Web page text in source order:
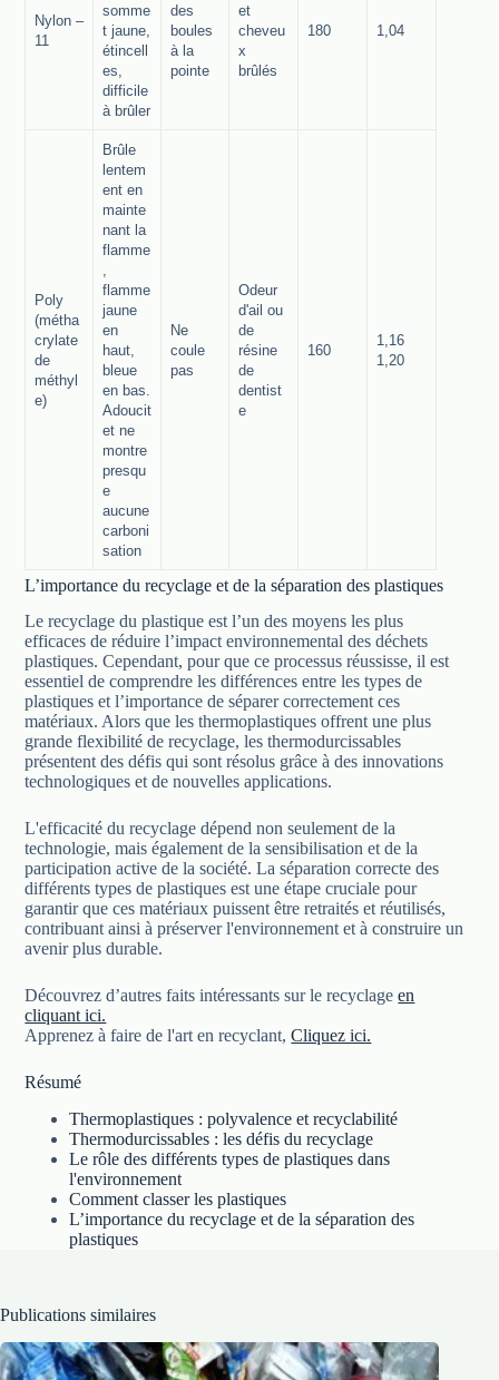
Nylon –
11
somme
t jaune,
étincell
es,
difficile
à brûler
des
boules
à la
pointe
et
cheveu
x
brûlés
180 1,04
Poly
(métha
crylate
de
méthyl
e)
Brûle
lentem
ent en
mainte
nant la
flamme
flamme
jaune
en
haut,
bleue
en bas.
Adoucit
et ne
montre
presqu
e
aucune
carboni
sation
Ne
coule
pas
Odeur
d'ail ou
de
résine
de
dentist
e
160
1,16
1,20
L’importance du recyclage et de la séparation des plastiques
Le recyclage du plastique est l’un des moyens les plus
efficaces de réduire l’impact environnemental des déchets
plastiques. Cependant, pour que ce processus réussisse, il est
essentiel de comprendre les différences entre les types de
plastiques et l’importance de séparer correctement ces
matériaux. Alors que les thermoplastiques offrent une plus
grande flexibilité de recyclage, les thermodurcissables
présentent des défis qui sont résolus grâce à des innovations
technologiques et de nouvelles applications.
L'efficacité du recyclage dépend non seulement de la
technologie, mais également de la sensibilisation et de la
participation active de la société. La séparation correcte des
différents types de plastiques est une étape cruciale pour
garantir que ces matériaux puissent être retraités et réutilisés,
contribuant ainsi à préserver l'environnement et à construire un
avenir plus durable.
Découvrez d’autres faits intéressants sur le recyclageen
cliquant ici.
Apprenez à faire de l'art en recyclant,Cliquez ici.
Résumé
Thermoplastiques : polyvalence et recyclabilité
Thermodurcissables : les défis du recyclage
Le rôle des différents types de plastiques dans
l'environnement
Comment classer les plastiques
L’importance du recyclage et de la séparation des
plastiques
Publications similaires